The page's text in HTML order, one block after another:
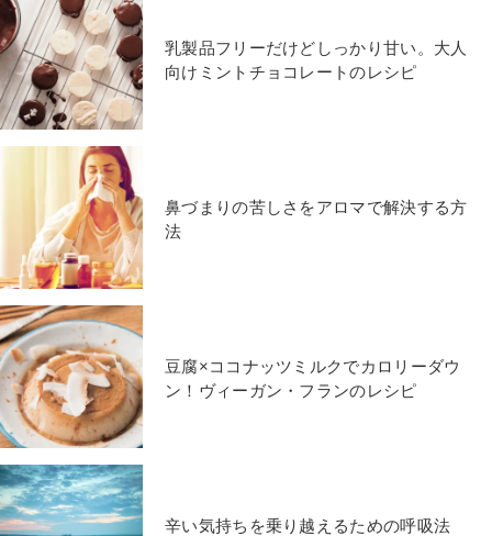
乳製品フリーだけどしっかり甘い。大人
向けミントチョコレートのレシピ
鼻づまりの苦しさをアロマで解決する方
法
豆腐×ココナッツミルクでカロリーダウ
ン！ヴィーガン・フランのレシピ
辛い気持ちを乗り越えるための呼吸法